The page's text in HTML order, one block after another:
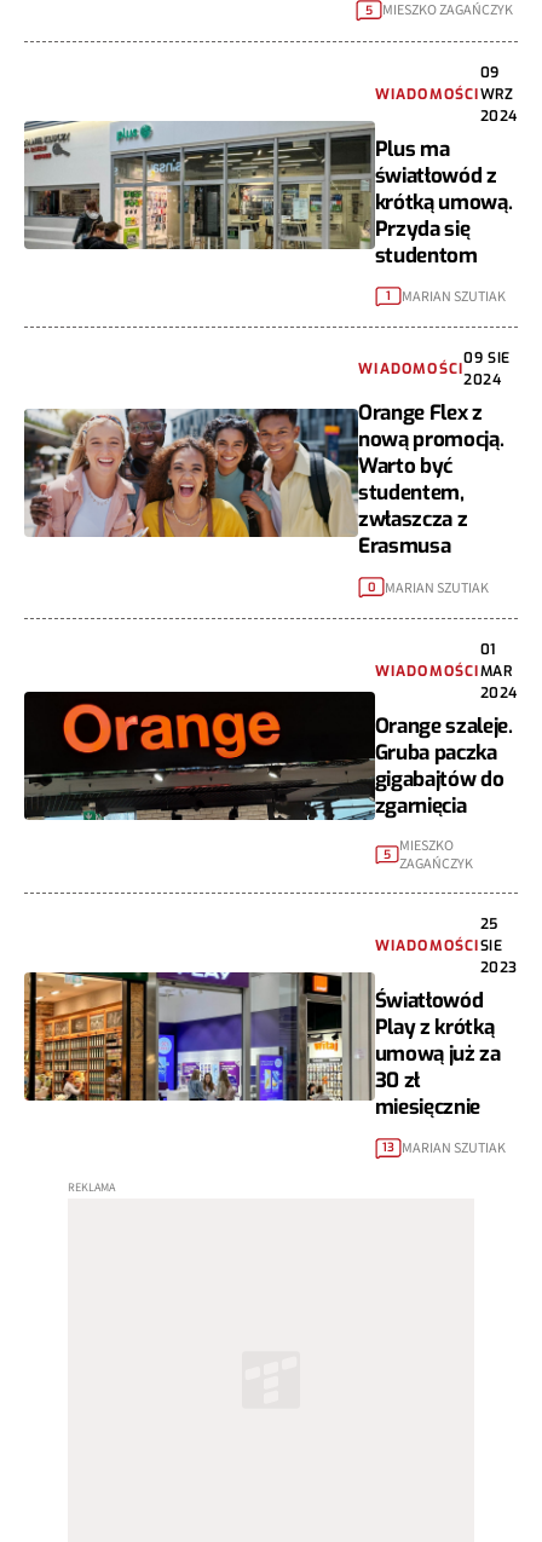
5 MIESZKO ZAGAŃCZYK
WIADOMOŚCI
09
WRZ
2024
Plus ma
światłowód z
krótką umową.
Przyda się
studentom
1 MARIAN SZUTIAK
WIADOMOŚCI
09 SIE
2024
Orange Flex z
nową promocją.
Warto być
studentem,
zwłaszcza z
Erasmusa
0 MARIAN SZUTIAK
WIADOMOŚCI
01
MAR
2024
Orange szaleje.
Gruba paczka
gigabajtów do
zgarnięcia
5 MIESZKO
ZAGAŃCZYK
WIADOMOŚCI
25
SIE
2023
Światłowód
Play z krótką
umową już za
30 zł
miesięcznie
13 MARIAN SZUTIAK